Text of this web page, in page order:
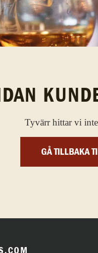
Tyvärr hittar vi
GÅ TILLBAKA